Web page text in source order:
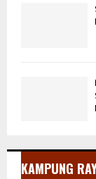
KAMPUNG